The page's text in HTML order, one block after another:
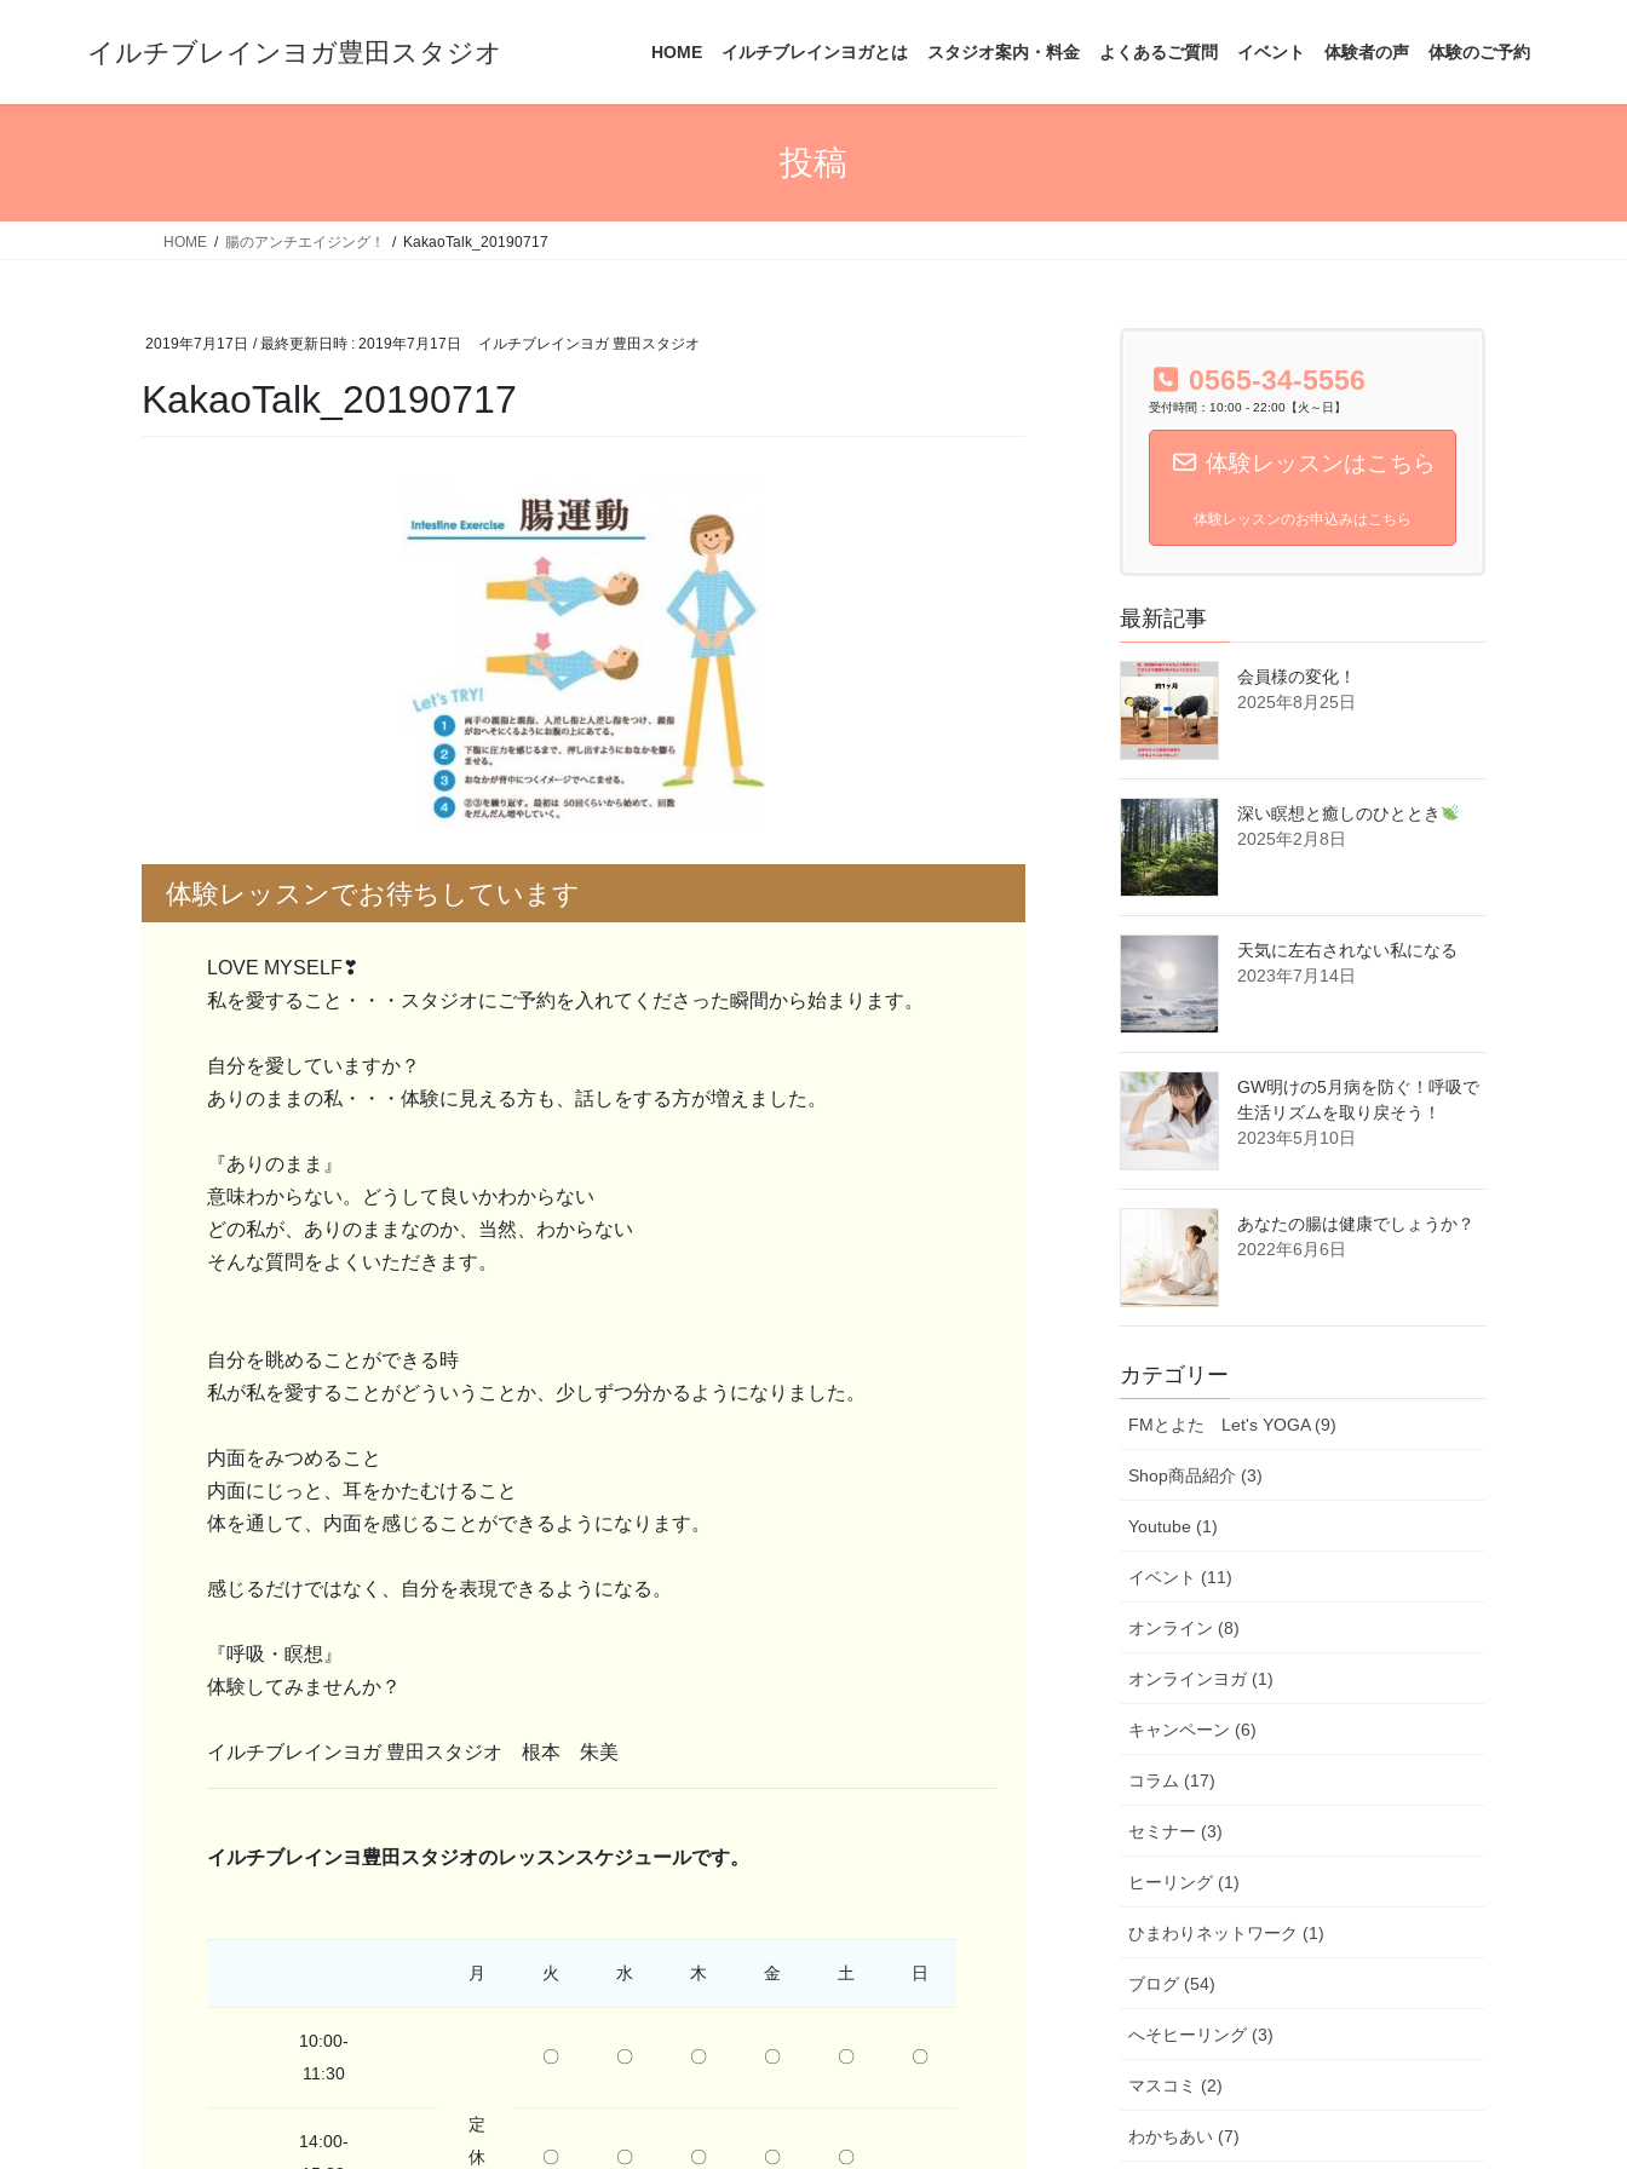
ン
ー
イルチブレインヨガ豊田スタジオ HOME イルチブレインヨガとは スタジオ案内・料金 よくあるご質問 イベント 体験者の声 体験のご予約
投稿
HOME 腸のアンチエイジング！ KakaoTalk_20190717
2019年7月17日 / 最終更新日時 : 2019年7月17日 イルチブレインヨガ 豊田スタジオ
KakaoTalk_20190717
体験レッスンでお待ちしています
LOVE MYSELF❣
私を愛すること・・・スタジオにご予約を入れてくださった瞬間から始まります。
自分を愛していますか？
ありのままの私・・・体験に見える方も、話しをする方が増えました。
『ありのまま』
意味わからない。どうして良いかわからない
どの私が、ありのままなのか、当然、わからない
そんな質問をよくいただきます。
自分を眺めることができる時
私が私を愛することがどういうことか、少しずつ分かるようになりました。
内面をみつめること
内面にじっと、耳をかたむけること
体を通して、内面を感じることができるようになります。
感じるだけではなく、自分を表現できるようになる。
『呼吸・瞑想』
体験してみませんか？
イルチブレインヨガ 豊田スタジオ 根本 朱美
イルチブレインヨ豊田スタジオのレッスンスケジュールです。
月 火 水 木 金 土 日
10:00-
11:30
定
休
〇 〇 〇 〇 〇 〇
14:00-
〇 〇 〇 〇 〇
0565-34-5556
受付時間：10:00 - 22:00【火～日】
体験レッスンはこちら
体験レッスンのお申込みはこちら
最新記事
会員様の変化！
2025年8月25日
深い瞑想と癒しのひととき
2025年2月8日
天気に左右されない私になる
2023年7月14日
GW明けの5月病を防ぐ！呼吸で
生活リズムを取り戻そう！
2023年5月10日
あなたの腸は健康でしょうか？
2022年6月6日
カテゴリー
FMとよた Let's YOGA (9)
Shop商品紹介 (3)
Youtube (1)
イベント (11)
オンライン (8)
オンラインヨガ (1)
キャンペーン (6)
コラム (17)
セミナー (3)
ヒーリング (1)
ひまわりネットワーク (1)
ブログ (54)
へそヒーリング (3)
マスコミ (2)
わかちあい (7)